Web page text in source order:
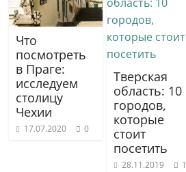
Что
посмотреть
в Праге:
исследуем
столицу
Чехии
17.07.2020 0
Тверская
область: 10
городов,
которые
стоит
посетить
28.11.2019 1